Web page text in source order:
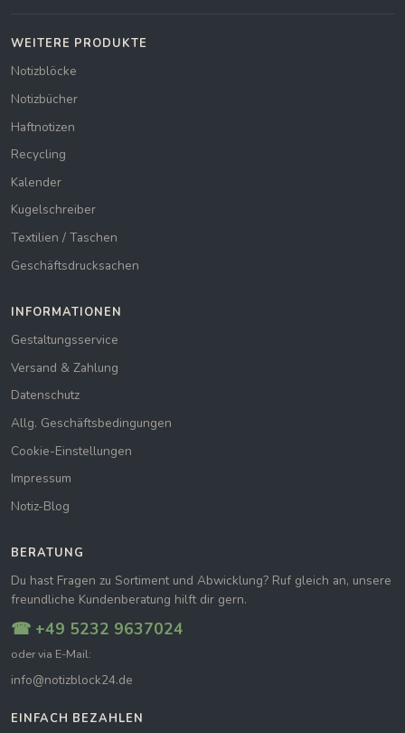
WEITERE PRODUKTE
Notizblöcke
Notizbücher
Haftnotizen
Recycling
Kalender
Kugelschreiber
Textilien / Taschen
Geschäftsdrucksachen
INFORMATIONEN
Gestaltungsservice
Versand & Zahlung
Datenschutz
Allg. Geschäftsbedingungen
Cookie-Einstellungen
Impressum
Notiz-Blog
BERATUNG
Du hast Fragen zu Sortiment und Abwicklung? Ruf gleich an, unsere
freundliche Kundenberatung hilft dir gern.
☎ +49 5232 9637024
oder via E-Mail:
info@notizblock24.de
EINFACH BEZAHLEN